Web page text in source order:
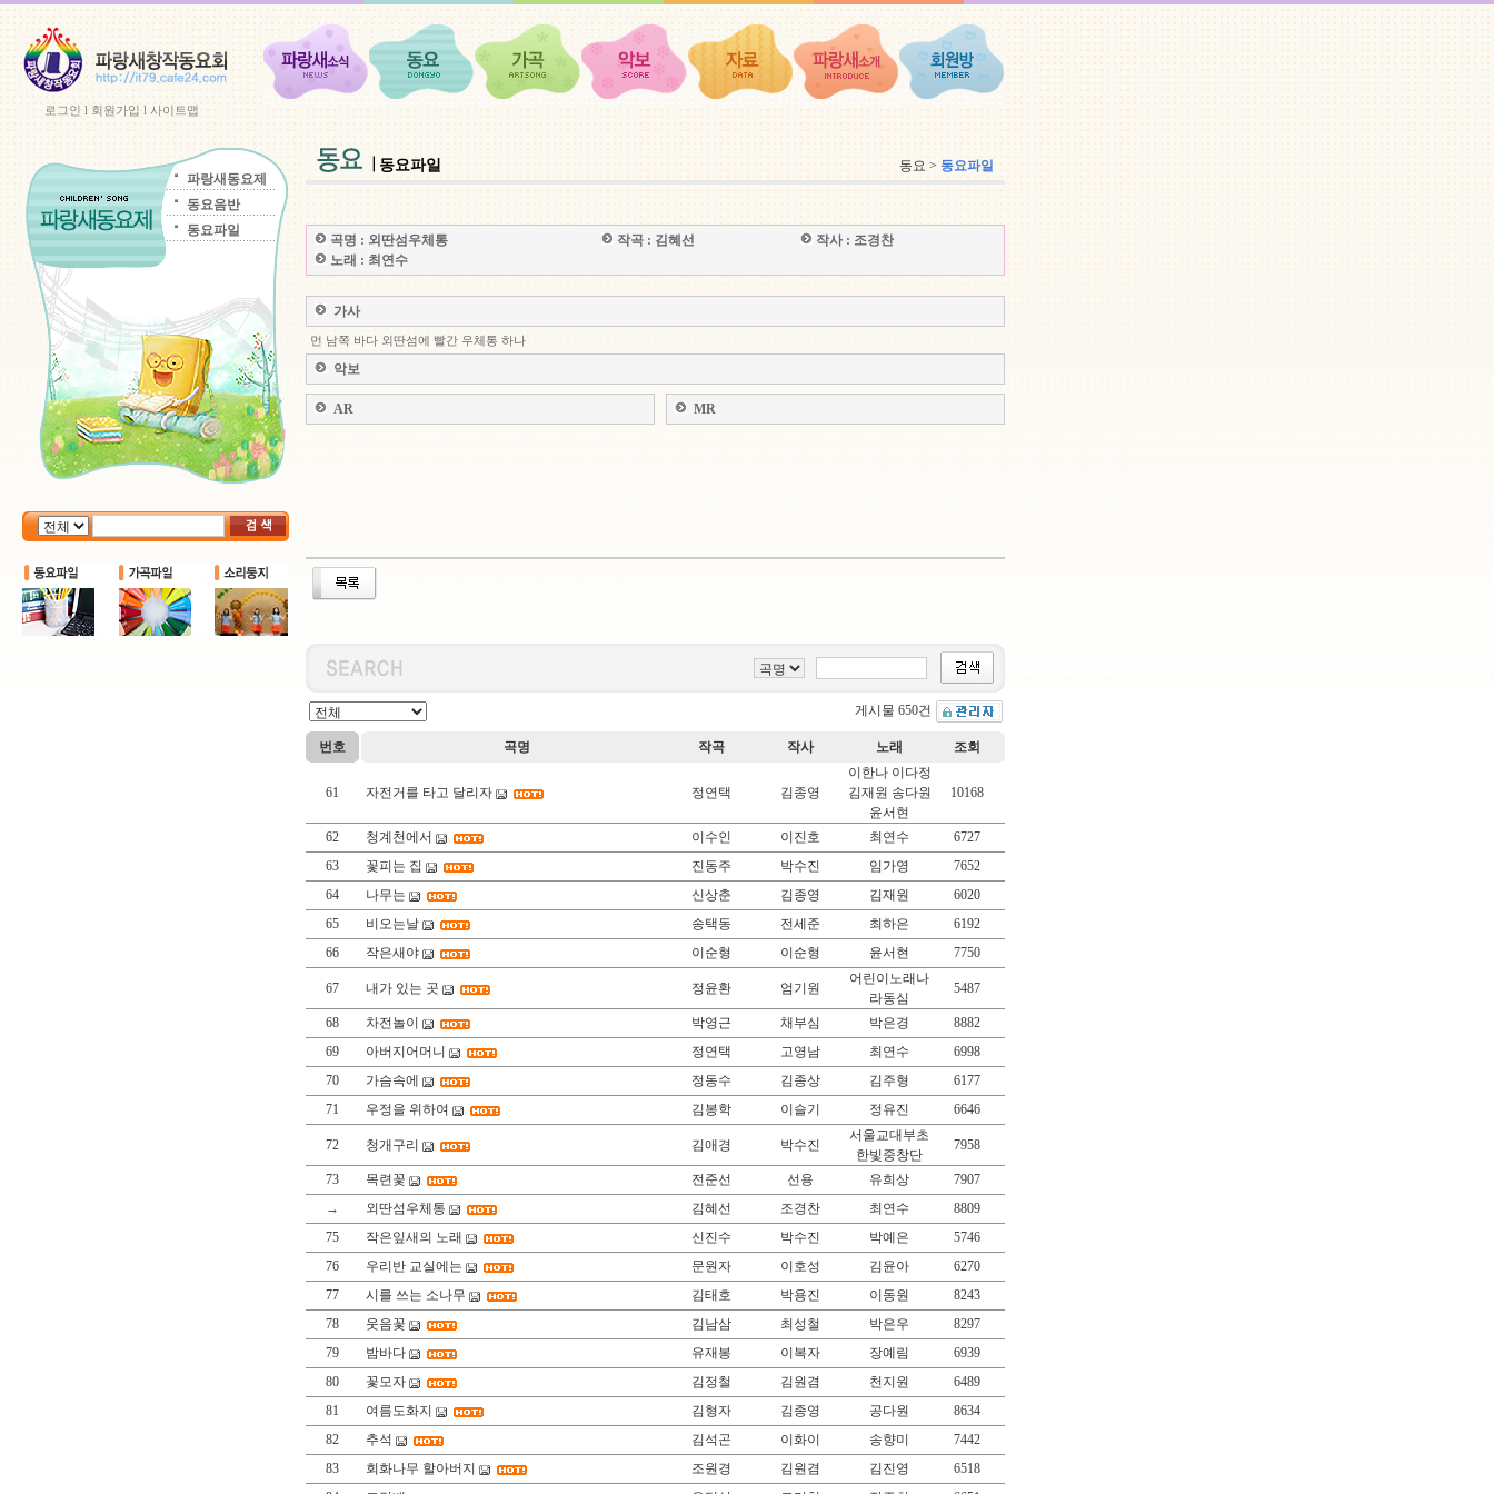
로그인l 회원가입l사이트맵
파랑새동요제
동요음반
동요파일
동요파일 동요 > 동요파일
곡명 : 외딴섬우체통 작곡 : 김혜선 작사 : 조경찬
노래 : 최연수
가사
먼 남쪽 바다 외딴섬에 빨간 우체통 하나
악보
AR MR
게시물 650건
번호 곡명 작곡 작사 노래 조회
61 자전거를 타고 달리자 정연택 김종영
이한나 이다정
김재원 송다원
윤서현
10168
62 청계천에서 이수인 이진호 최연수
6727
63
꽃피는 집 진동주 박수진 임가영
7652
64
나무는 신상춘 김종영 김재원
6020
65
비오는날 송택동 전세준 최하은
6192
66
작은새야 이순형 이순형 윤서현 7750
67 내가 있는 곳 정윤환 엄기원
어린이노래나
라동심
5487
68 차전놀이 박영근 채부심 박은경
8882
69
아버지어머니 정연택 고영남 최연수
6998
70
가슴속에 정동수 김종상 김주형
6177
71
우정을 위하여 김봉학 이슬기 정유진 6646
72 청개구리 김애경 박수진
서울교대부초
한빛중창단
7958
73 목련꽃 전준선 선용 유희상
7907
→
외딴섬우체통 김혜선 조경찬 최연수
8809
75
작은잎새의 노래 신진수 박수진 박예은
5746
76
우리반 교실에는 문원자 이호성 김윤아
6270
77
시를 쓰는 소나무 김태호 박용진 이동원
8243
78
웃음꽃 김남삼 최성철 박은우
8297
79
밤바다 유재봉 이복자 장예림
6939
80
꽃모자 김정철 김원겸 천지원
6489
81
여름도화지 김형자 김종영 공다원
8634
82
추석 김석곤 이화이 송향미
7442
83
회화나무 할아버지 조원경 김원겸 김진영
6518